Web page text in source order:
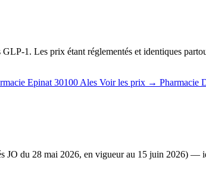
1. Les prix étant réglementés et identiques
Epinat 30100 Ales Voir les prix → Pharmacie
JO du 28 mai 2026, en vigueur au 15 juin 2026) —